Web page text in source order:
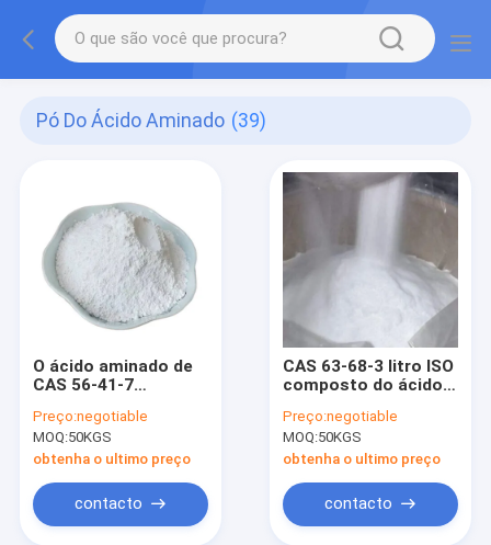
Pó Do Ácido Aminado (39)
O ácido aminado de
CAS 56-41-7
alanina pulveriza
solúvel em água
Preço:negotiable
MOQ:50KGS
obtenha o ultimo preço
contacto
CAS 63-68-3 litro ISO
composto do ácido
metionina aprovou
Preço:negotiable
MOQ:50KGS
obtenha o ultimo preço
contacto